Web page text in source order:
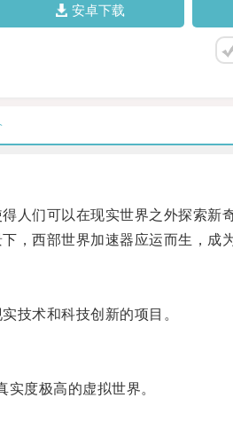
安卓下载
们可以在现实世界之外探索新奇
西部世界加速器应运而生，成
术和科技创新的项目。
度极高的虚拟世界。